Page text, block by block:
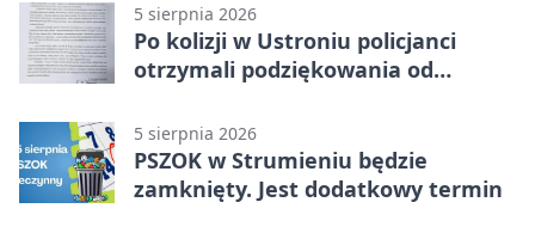
5 sierpnia 2026
Po kolizji w Ustroniu policjanci
otrzymali podziękowania od
5 sierpnia 2026
PSZOK w Strumieniu będzie
zamknięty. Jest dodatkowy termin